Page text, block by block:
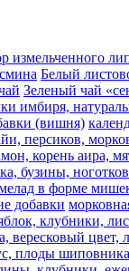
измельченного
Белый
Зеленый чай
имбиря,
(вишня)
персиков,
корень аира,
бузины,
в форме
добавки
клубники,
вересковый цвет,
плоды